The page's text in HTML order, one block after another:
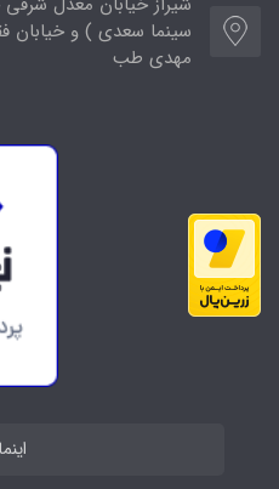
سینما سعدی ) و خیابان
مهدی طب